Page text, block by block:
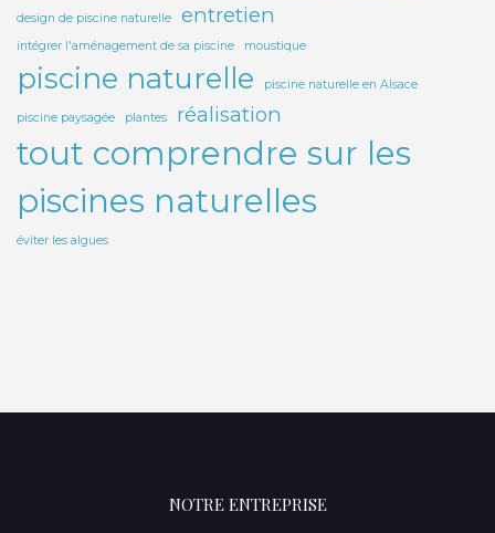
design de piscine naturelle entretien
intégrer l'aménagement de sa piscine moustique
piscine naturelle piscine naturelle en Alsace
piscine paysagée plantes réalisation
tout comprendre sur les
piscines naturelles
éviter les algues
NOTRE ENTREPRISE